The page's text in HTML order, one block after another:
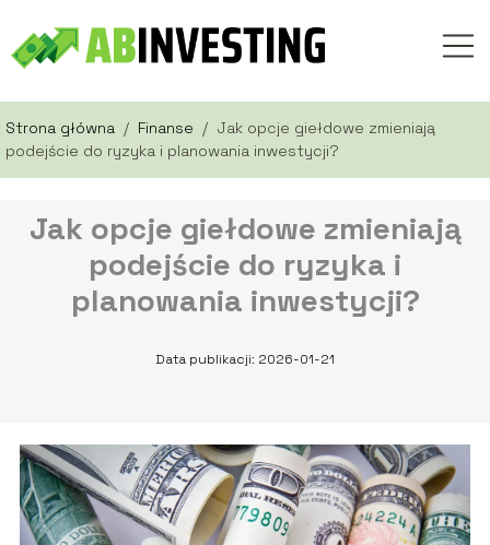
Strona główna / Finanse / Jak opcje giełdowe zmieniają
podejście do ryzyka i planowania inwestycji?
Jak opcje giełdowe zmieniają
podejście do ryzyka i
planowania inwestycji?
Data publikacji: 2026-01-21